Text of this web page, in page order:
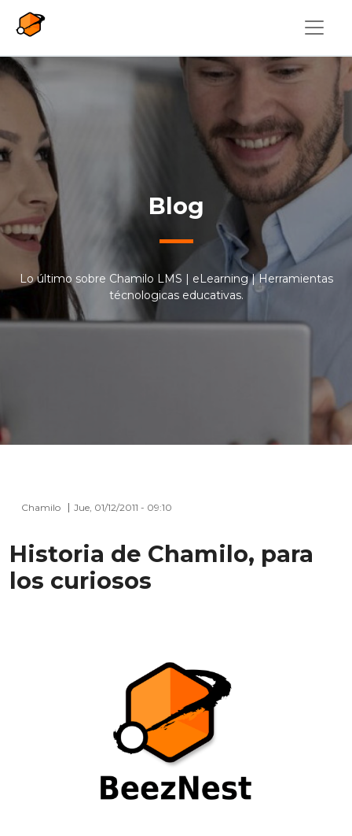
Blog
Lo último sobre Chamilo LMS | eLearning | Herramientas
técnologicas educativas.
Chamilo Jue, 01/12/2011 - 09:10
Historia de Chamilo, para
los curiosos